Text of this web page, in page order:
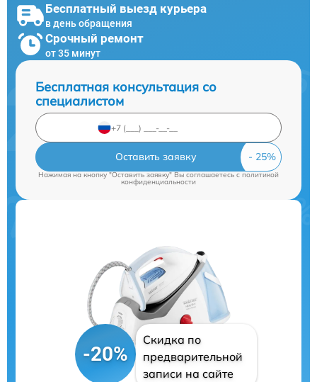
Бесплатный выезд курьера
в день обращения
Срочный ремонт
от 35 минут
Бесплатная консультация со
специалистом
Оставить заявку
Нажимая на кнопку "Оставить заявку" Вы соглашаетесь c политикой
конфиденциальности
-20%
Скидка по
предварительной
записи на сайте